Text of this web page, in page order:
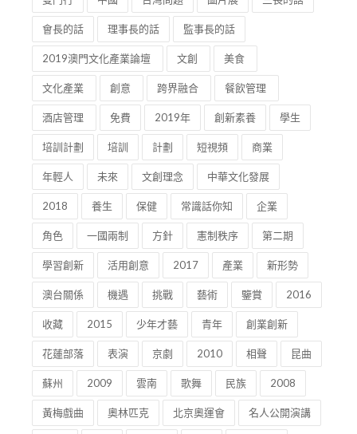
潮州 揭陽 廈門 莆田 仙游 湄洲島
雙門行 中國 台灣問題 圖片展
會長的話 理事長的話 監事長的話
2019澳門文化產業論壇 文創 美食
文化產業 創意 跨界融合 餐飲管理
酒店管理 免費 2019年 創新素養 學生
培訓計劃 培訓 計劃 短視頻 商業
年輕人 未來 文創理念 中華文化發展
2018 養生 保健 常識話你知 企業
角色 一國兩制 方針 憲制秩序 第二期
學習創新 活用創意 2017 產業 新形勢
澳台關係 機遇 挑戰 藝術 鑒賞 2016
收藏 2015 少年才藝 青年 創業創新
花蓮部落 表演 京劇 2010 相聲 昆曲
蘇州 2009 雲南 歌舞 民族 2008